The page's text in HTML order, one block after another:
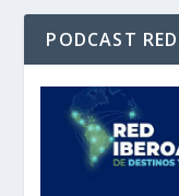
PODCAST RED